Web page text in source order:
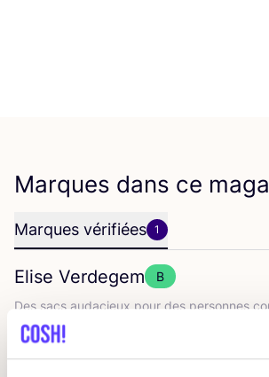
Marques dans ce
Marques vérifiées 1
Elise Verdegem
B
Des sacs auda­cieux pour des per­sonnes